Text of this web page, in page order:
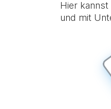
Hier
und mit